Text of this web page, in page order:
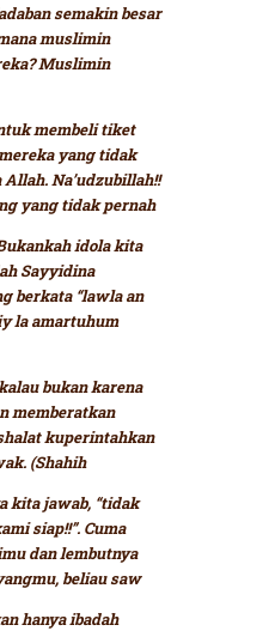
semakin besar
muslimin
Muslimin
membeli tiket
yang tidak
Na’udzubillah!!
yang tidak pernah
idola kita
Sayyidina
berkata “lawla an
la amartuhum
bukan karena
memberatkan
kuperintahkan
(Shahih
kita jawab, “tidak
siap!!”. Cuma
dan lembutnya
beliau saw
hanya ibadah